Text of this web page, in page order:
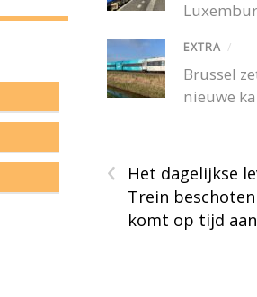
EXTRA /
Brussel
nieuwe
‹
Het dagelijkse
Trein
komt op tijd